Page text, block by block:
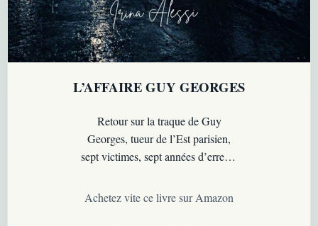
L’AFFAIRE GUY GEORGES
Retour sur la traque de Guy
Georges, tueur de l’Est parisien,
sept victimes, sept années d’erreurs
police française…
Achetez vite ce livre sur Amazon